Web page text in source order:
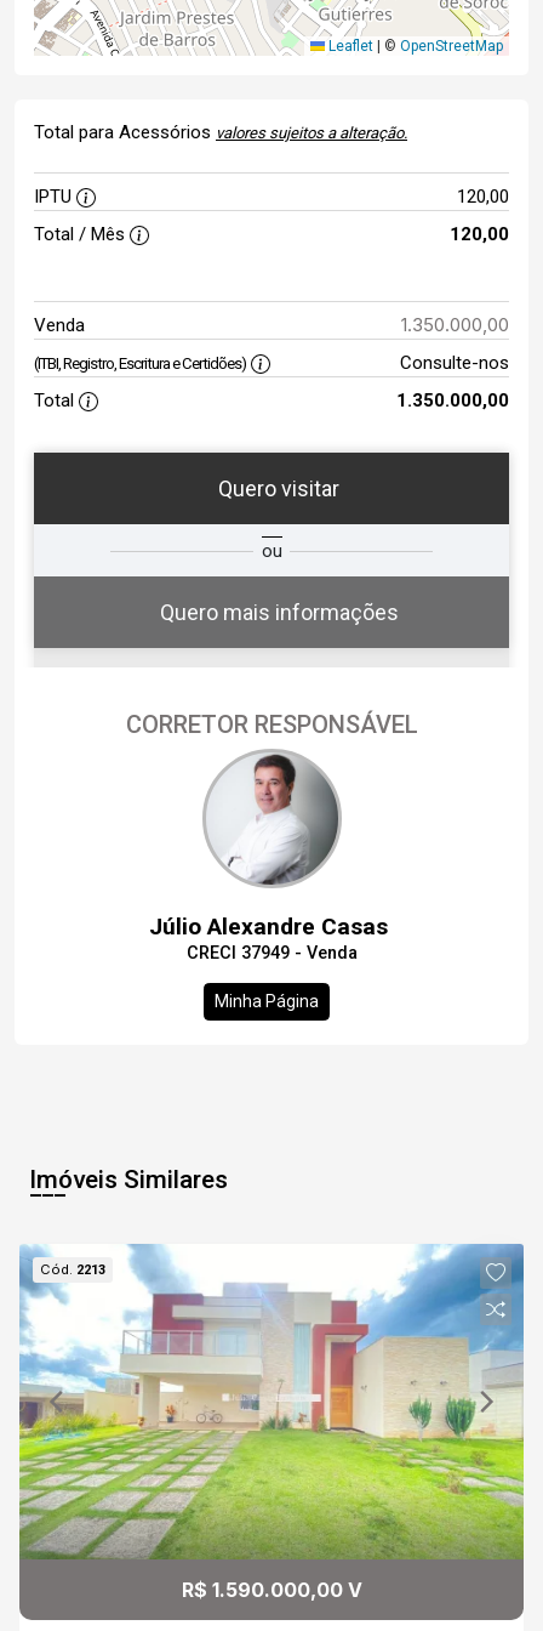
Leaflet © OpenStreetMap
Total para Acessórios valores sujeitos a alteração.
IPTU
120,00
Total / Mês
120,00
Venda 1.350.000,00
(ITBI, Registro, Escritura e Certidões)
Consulte-nos
Total
1.350.000,00
Quero visitar
ou
Quero mais informações
Qual o melhor dia e horário para
você?
07
Aug/Sat
Aug/Tue
10:30
11:30
12:30
13:00
13:30
14:00
Continuar
CORRETOR RESPONSÁVEL
Júlio Alexandre Casas
CRECI 37949 - Venda
Minha Página
Imóveis Similares
Cód. 2213
R$ 1.590.000,00 V